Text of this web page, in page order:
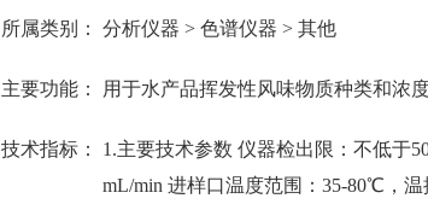
所属类别： 分析仪器 > 色谱仪器 > 其他
主要功能： 用于水产品挥发性风味物质种类和浓
技术指标：
1.主要技术参数 仪器检出限：不低于
mL/min 进样口温度范围：35-80℃，